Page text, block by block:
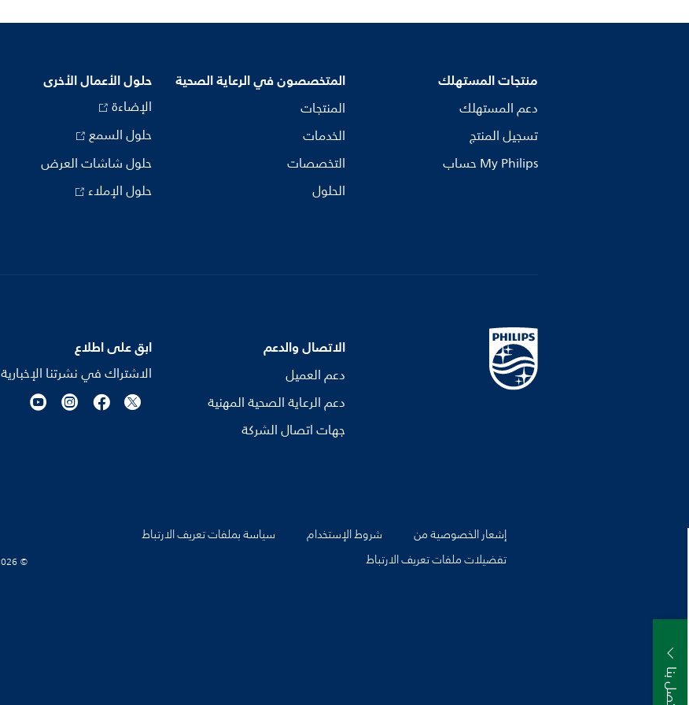
منتجات المستهلك
دعم المستهلك
تسجيل المنتج
My Philips حساب
المتخصصون في الرعاية الصحية
المنتجات
الخدمات
التخصصات
الحلول
حلول الأعمال الأخرى
الإضاءة
حلول السمع
حلول شاشات العرض
حلول الإملاء
الاتصال والدعم
دعم العميل
دعم الرعاية الصحية المهنية
جهات اتصال الشركة
ابق على اطلاع
الاشتراك في نشرتنا الإخبارية
إشعار الخصوصية من شروط الإستخدام
سياسة بملفات تعريف الارتباط
تفضيلات ملفات تعريف الارتباط
© Koninklijke Philips N.V., 2004 - 2026. كل الحقوق محفوظة.
اتصل بنا